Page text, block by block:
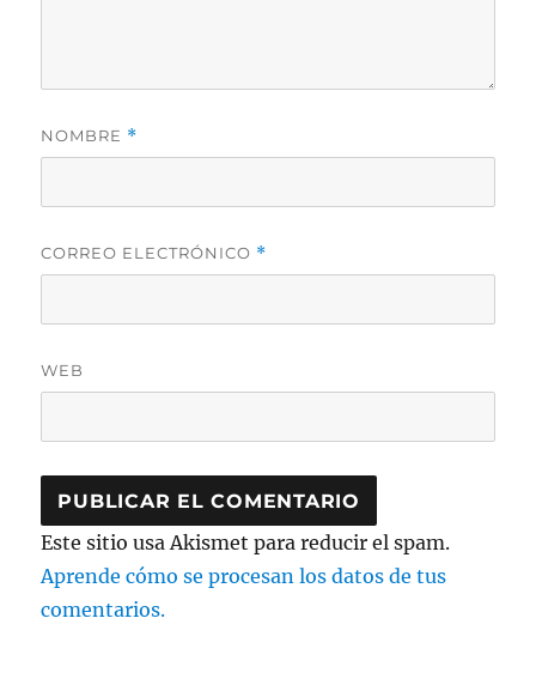
NOMBRE *
CORREO ELECTRÓNICO *
WEB
Este sitio usa Akismet para reducir el spam.
Aprende cómo se procesan los datos de tus
comentarios.